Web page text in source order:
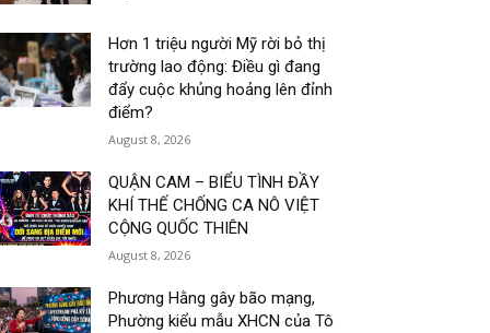
Hơn 1 triệu người Mỹ rời bỏ thị
trường lao động: Điều gì đang
đẩy cuộc khủng hoảng lên đỉnh
điểm?
August 8, 2026
QUẬN CAM – BIỂU TÌNH ĐẦY
KHÍ THẾ CHỐNG CA NÔ VIỆT
CỘNG QUỐC THIÊN
August 8, 2026
Phương Hằng gây bão mạng,
Phường kiểu mẫu XHCN của Tô